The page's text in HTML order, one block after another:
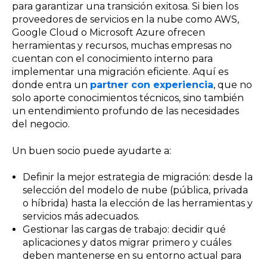
para garantizar una transición exitosa. Si bien los
proveedores de servicios en la nube como AWS,
Google Cloud o Microsoft Azure ofrecen
herramientas y recursos, muchas empresas no
cuentan con el conocimiento interno para
implementar una migración eficiente. Aquí es
donde entra un partner con experiencia, que no
solo aporte conocimientos técnicos, sino también
un entendimiento profundo de las necesidades
del negocio.
Un buen socio puede ayudarte a:
Definir la mejor estrategia de migración: desde la
selección del modelo de nube (pública, privada
o híbrida) hasta la elección de las herramientas y
servicios más adecuados.
Gestionar las cargas de trabajo: decidir qué
aplicaciones y datos migrar primero y cuáles
deben mantenerse en su entorno actual para